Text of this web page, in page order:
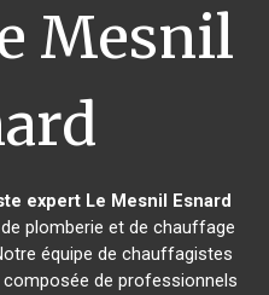
Mesnil
expert Le Mesnil Esnard
plomberie et de chauffage
équipe de chauffagistes
de professionnels